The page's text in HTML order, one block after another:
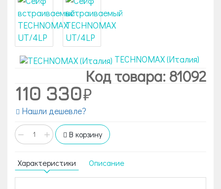
TECHNOMAX (Италия)
Код товара: 81092
110 330
Нашли дешевле?
− + В корзину
Характеристики Описание